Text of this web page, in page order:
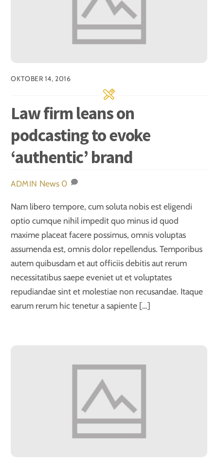
OKTOBER 14, 2016
Law firm leans on
podcasting to evoke
‘authentic’ brand
ADMIN News 0
Nam libero tempore, cum soluta nobis est eligendi
optio cumque nihil impedit quo minus id quod
maxime placeat facere possimus, omnis voluptas
assumenda est, omnis dolor repellendus. Temporibus
autem quibusdam et aut officiis debitis aut rerum
necessitatibus saepe eveniet ut et voluptates
repudiandae sint et molestiae non recusandae. Itaque
earum rerum hic tenetur a sapiente […]